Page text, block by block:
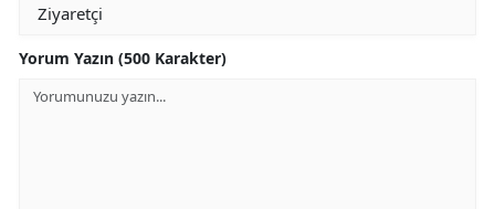
Yorum Yazın (500 Karakter)